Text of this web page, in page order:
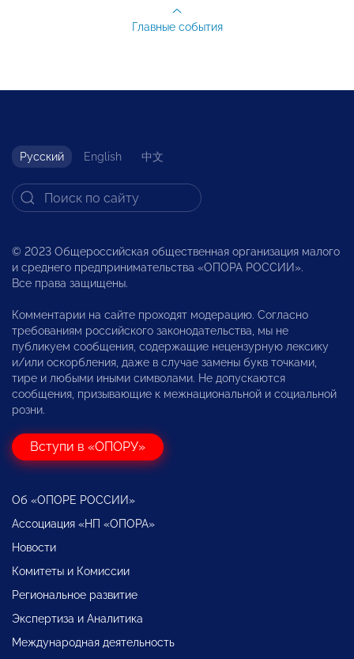
Главные события
Русский English 中文
© 2023 Общероссийская общественная организация малого
и среднего предпринимательства «ОПОРА РОССИИ».
Все права защищены.
Комментарии на сайте проходят модерацию. Согласно
требованиям российского законодательства, мы не
публикуем сообщения, содержащие нецензурную лексику
и/или оскорбления, даже в случае замены букв точками,
тире и любыми иными символами. Не допускаются
сообщения, призывающие к межнациональной и социальной
розни.
Вступи в «ОПОРУ»
Об «ОПОРЕ РОССИИ»
Ассоциация «НП «ОПОРА»
Новости
Комитеты и Комиссии
Региональное развитие
Экспертиза и Аналитика
Международная деятельность